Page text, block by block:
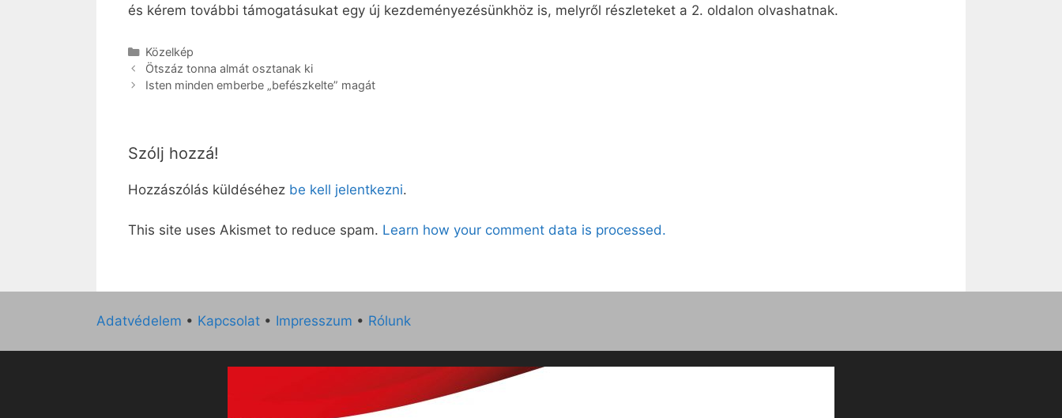
és kérem további támogatásukat egy új kezdeményezésünkhöz is, melyről részleteket a 2. oldalon olvashatnak.
Kategória
Közelkép
Ötszáz tonna almát osztanak ki
Isten minden emberbe „befészkelte” magát
Szólj hozzá!
Hozzászólás küldéséhez be kell jelentkezni.
This site uses Akismet to reduce spam. Learn how your comment data is processed.
Adatvédelem • Kapcsolat • Impresszum • Rólunk